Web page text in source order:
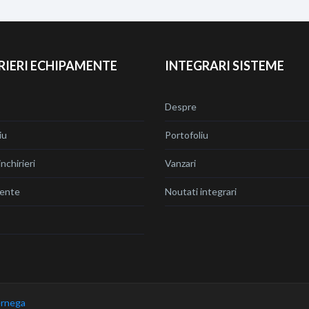
ECHIPAMENTE INTEGRARI SISTEME
Despre
Portofoliu
Vanzari
Noutati integrari